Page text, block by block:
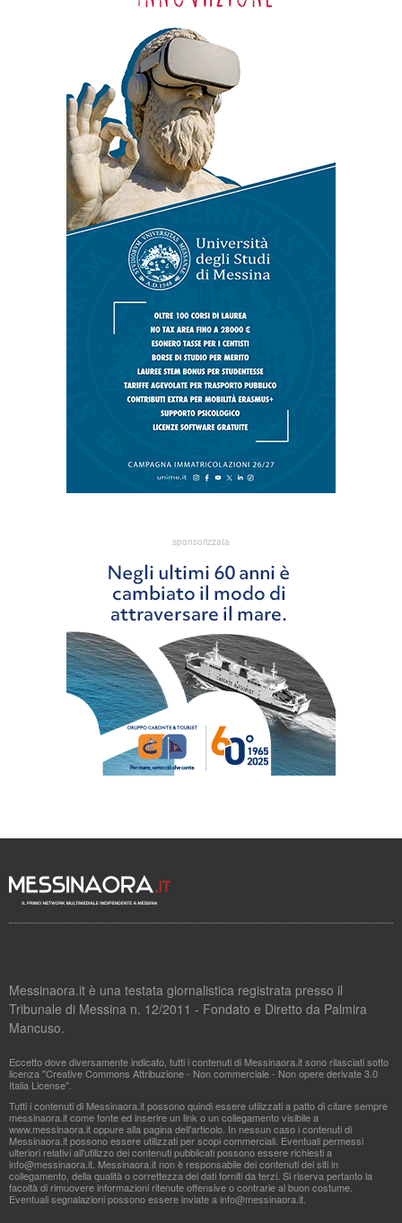
sponsorizzata
Messinaora.it è una testata giornalistica registrata presso il
Tribunale di Messina n. 12/2011 - Fondato e Diretto da Palmira
Mancuso.
Eccetto dove diversamente indicato, tutti i contenuti di Messinaora.it sono rilasciati sotto
licenza "Creative Commons Attribuzione - Non commerciale - Non opere derivate 3.0
Italia License".
Tutti i contenuti di Messinaora.it possono quindi essere utilizzati a patto di citare sempre
messinaora.it come fonte ed inserire un link o un collegamento visibile a
www.messinaora.it oppure alla pagina dell'articolo. In nessun caso i contenuti di
Messinaora.it possono essere utilizzati per scopi commerciali. Eventuali permessi
ulteriori relativi all'utilizzo dei contenuti pubblicati possono essere richiesti a
info@messinaora.it . Messinaora.it non è responsabile dei contenuti dei siti in
collegamento, della qualità o correttezza dei dati forniti da terzi. Si riserva pertanto la
facoltà di rimuovere informazioni ritenute offensive o contrarie al buon costume.
Eventuali segnalazioni possono essere inviate ainfo@messinaora.it